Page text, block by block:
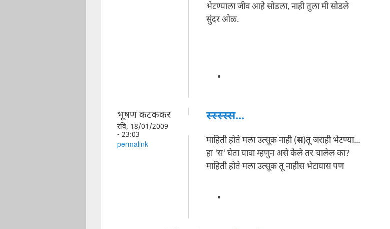
भेटण्याला जीव आहे सोडला, नाही तुला मी सोडले
सुंदर ओळ.
भूषण कटककर
रवि, 18/01/2009
- 23:03
permalink
स्स्स्स्स...
माहिती होते मला उत्सूक नाही (स)तू जराही भेटण्या...
हा 'स' घेता यावा म्हणुन असे केले तर चालेल का?
माहिती होते मला उत्सूक तू नाहीस भेटायास पण